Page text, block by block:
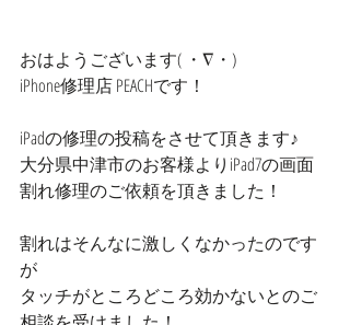
おはようございます( ・∇・)
iPhone修理店 PEACHです！
iPadの修理の投稿をさせて頂きます♪
大分県中津市のお客様よりiPad7の画面
割れ修理のご依頼を頂きました！
割れはそんなに激しくなかったのです
が
タッチがところどころ効かないとのご